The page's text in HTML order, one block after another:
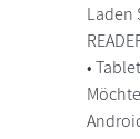
Laden
•